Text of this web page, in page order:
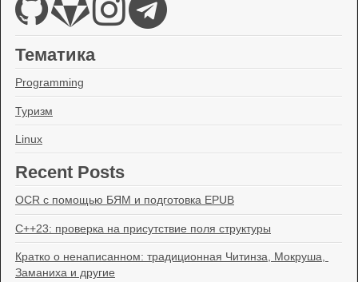
Тематика
Programming
Туризм
Linux
Recent Posts
OCR с помощью БЯМ и подготовка EPUB
C++23: проверка на присутствие поля структуры
Кратко о ненаписанном: традиционная Читинза, Мокруша,
Заманиха и другие